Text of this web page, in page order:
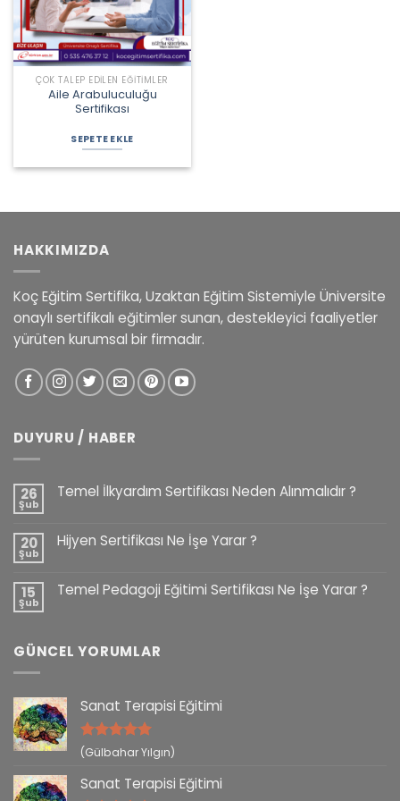
ÇOK TALEP EDILEN EĞITIMLER
Aile Arabuluculuğu
Sertifikası
fiyat:
3.600,00 ₺.
andaki
fiyat:
2.325,00 ₺.
SEPETE EKLE
HAKKIMIZDA
Koç Eğitim Sertifika, Uzaktan Eğitim Sistemiyle Üniversite
onaylı sertifikalı eğitimler sunan, destekleyici faaliyetler
yürüten kurumsal bir firmadır.
DUYURU / HABER
26
Şub
Temel İlkyardım Sertifikası Neden Alınmalıdır ?
20
Şub
Hijyen Sertifikası Ne İşe Yarar ?
15
Şub
Temel Pedagoji Eğitimi Sertifikası Ne İşe Yarar ?
GÜNCEL YORUMLAR
Sanat Terapisi Eğitimi
5 üzerinden
(Gülbahar Yılgın)
Sanat Terapisi Eğitimi